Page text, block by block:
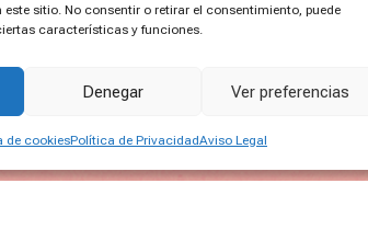
sitio. No consentir o retirar el consentimiento, puede
características y funciones.
Denegar Ver preferencias
de cookiesPolítica de PrivacidadAviso Legal